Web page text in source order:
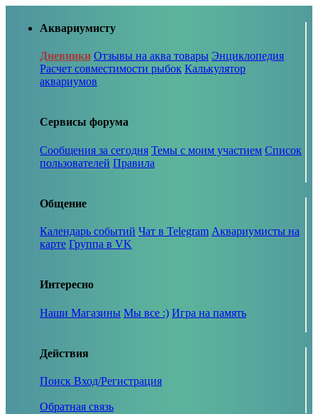
Аквариумисту
Дневники Отзывы на аква товары Энциклопедия
Расчет совместимости рыбок Калькулятор
аквариумов
Сервисы форума
Сообщения за сегодня Темы с моим участием Список
пользователей Правила
Общение
Календарь событий Чат в Telegram Аквариумисты на
карте Группа в VK
Интересно
Наши Магазины Мы все :) Игра на память
Действия
Поиск Вход/Регистрация
Обратная связь